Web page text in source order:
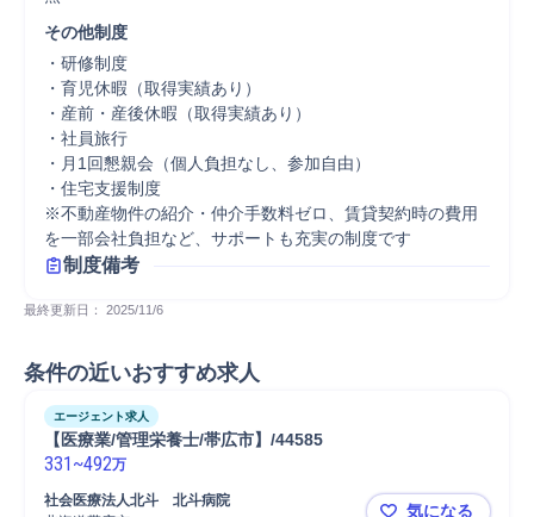
その他制度
・研修制度
・育児休暇（取得実績あり）
・産前・産後休暇（取得実績あり）
・社員旅行
・月1回懇親会（個人負担なし、参加自由）
・住宅支援制度
※不動産物件の紹介・仲介手数料ゼロ、賃貸契約時の費用
を一部会社負担など、サポートも充実の制度です
制度備考
最終更新日： 2025/11/6
条件の近いおすすめ求人
エージェント求人
【医療業/管理栄養士/帯広市】/44585
331 ~492万
社会医療法人北斗　北斗病院
気になる